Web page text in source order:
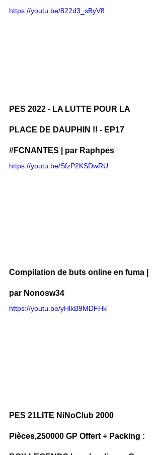
https://youtu.be/822d3_sByV8
PES 2022 - LA LUTTE POUR LA
PLACE DE DAUPHIN !! - EP17
#FCNANTES | par Raphpes
https://youtu.be/SfzP2KSDwRU
Compilation de buts online en fuma |
par Nonosw34
https://youtu.be/yHlkB9MDFHk
PES 21LITE NiNoClub 2000
Pièces,250000 GP Offert + Packing :